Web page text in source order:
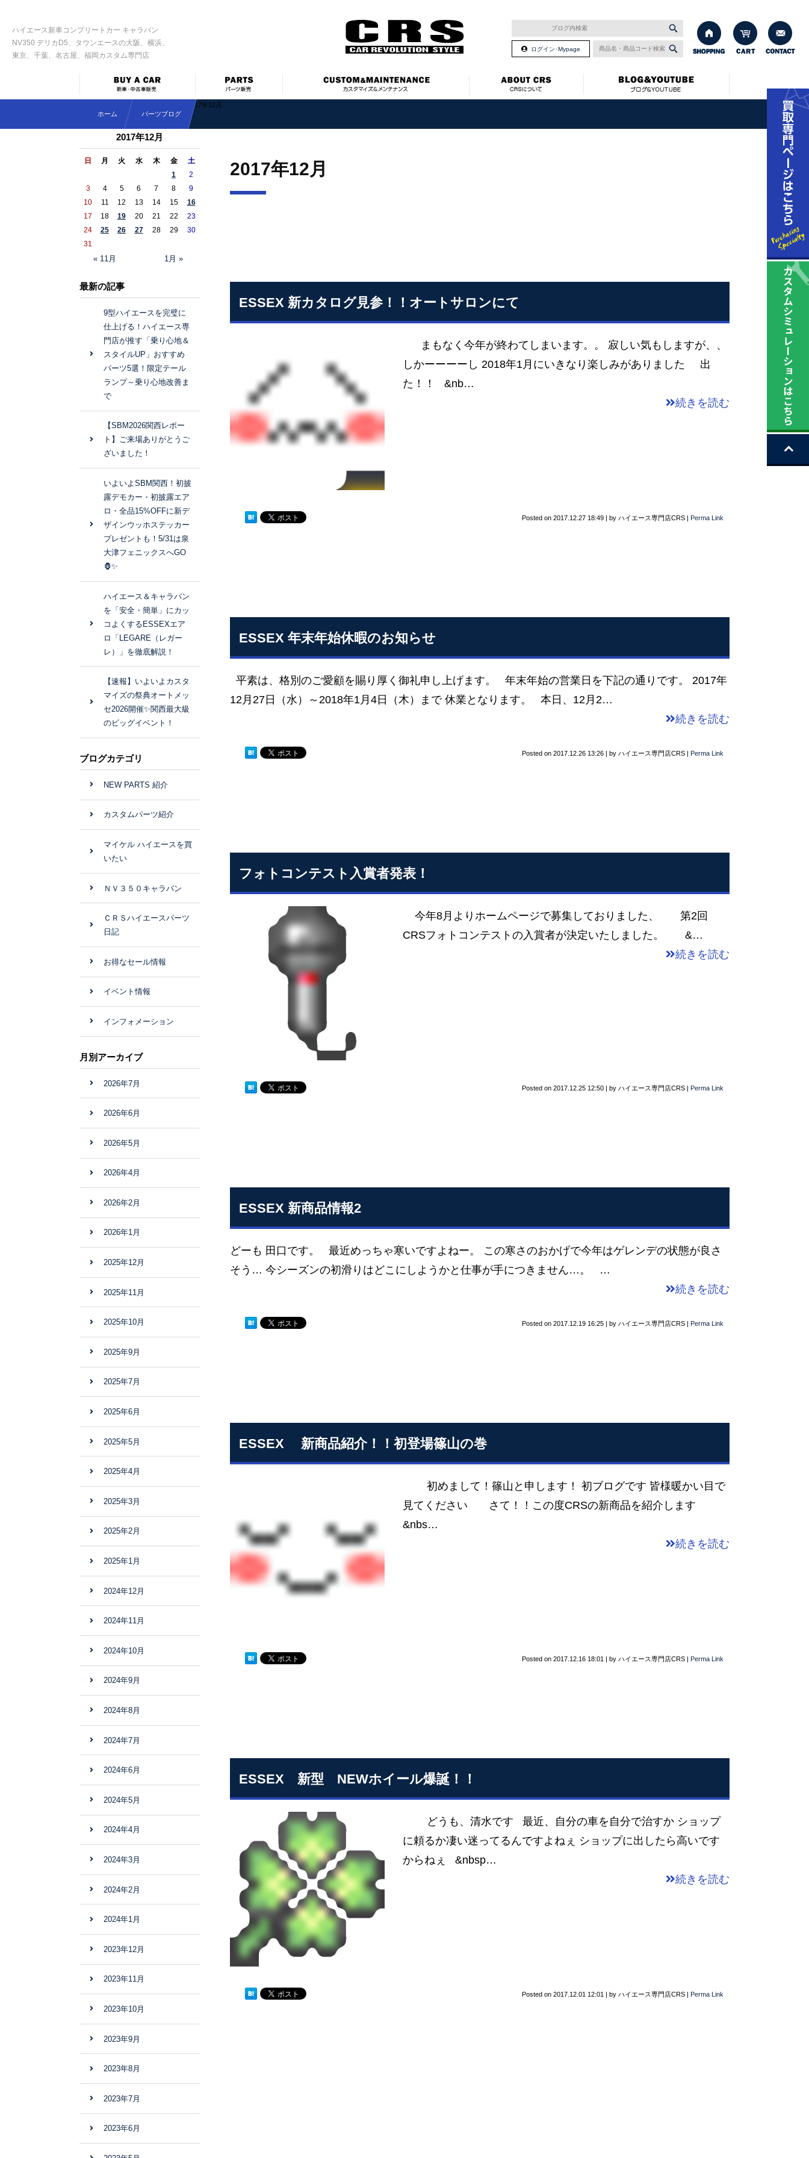
ハイエース新車コンプリートカー キャラバン
NV350 デリカD5、タウンエースの大阪、横浜、
東京、千葉、名古屋、福岡カスタム専門店
ログイン･Mypage
ホーム パーツブログ
2017年12月
2017年12月
ESSEX 新カタログ見参！！オートサロンにて
まもなく今年が終わてしまいます。。 寂しい気もしますが、、
しかーーーーし 2018年1月にいきなり楽しみがありました 出
た！！ &nb…
続きを読む
Posted on 2017.12.27 18:49 | by ハイエース専門店CRS | Perma Link
ESSEX 年末年始休暇のお知らせ
平素は、格別のご愛顧を賜り厚く御礼申し上げます。 年末年始の営業日を下記の通りです。 2017年
12月27日（水）～2018年1月4日（木）まで 休業となります。 本日、12月2…
続きを読む
Posted on 2017.12.26 13:26 | by ハイエース専門店CRS | Perma Link
フォトコンテスト入賞者発表！
今年8月よりホームページで募集しておりました、 第2回
CRSフォトコンテストの入賞者が決定いたしました。 &…
続きを読む
Posted on 2017.12.25 12:50 by ハイエース専門店CRS Perma Link
ESSEX 新商品情報2
どーも 田口です。 最近めっちゃ寒いですよねー。 この寒さのおかげで今年はゲレンデの状態が良さ
そう… 今シーズンの初滑りはどこにしようかと仕事が手につきません…。 …
続きを読む
Posted on 2017.12.19 16:25 by ハイエース専門店CRS Perma Link
ESSEX 新商品紹介！！初登場篠山の巻
初めまして！篠山と申します！ 初ブログです 皆様暖かい目で
見てください さて！！この度CRSの新商品を紹介します
&nbs…
続きを読む
Posted on 2017.12.16 18:01 | by ハイエース専門店CRS | Perma Link
ESSEX 新型 NEWホイール爆誕！！
どうも、清水です 最近、自分の車を自分で治すか ショップ
に頼るか凄い迷ってるんですよねぇ ショップに出したら高いです
からねぇ &nbsp…
続きを読む
Posted on 2017.12.01 12:01 | by ハイエース専門店CRS | Perma Link
2017年12月
日 月 火 水 木 金 土
« 11月 1月 »
1
2
3
4 5 6 7 8
9
10
11 12 13 14 15
16
17
18 19 20 21 22
23
24
25 26 27 28 29
30
31
最新の記事
9型ハイエースを完璧に
仕上げる！ハイエース専
門店が推す「乗り心地＆
スタイルUP」おすすめ
パーツ5選！限定テール
ランプ～乗り心地改善ま
で
【SBM2026関西レポー
ト】ご来場ありがとうご
ざいました！
いよいよSBM関西！初披
露デモカー・初披露エア
ロ・全品15%OFFに新デ
ザインウッホステッカー
プレゼントも！5/31は泉
大津フェニックスへGO
🦍✨
ハイエース＆キャラバン
を「安全・簡単」にカッ
コよくするESSEXエア
ロ「LEGARE（レガー
レ）」を徹底解説！
【速報】いよいよカスタ
マイズの祭典オートメッ
セ2026開催✨関西最大級
のビッグイベント！
ブログカテゴリ
NEW PARTS 紹介
カスタムパーツ紹介
マイケル ハイエースを買
いたい
ＮＶ３５０キャラバン
ＣＲＳハイエースパーツ
日記
お得なセール情報
イベント情報
インフォメーション
月別アーカイブ
2026年7月
2026年6月
2026年5月
2026年4月
2026年2月
2026年1月
2025年12月
2025年11月
2025年10月
2025年9月
2025年7月
2025年6月
2025年5月
2025年4月
2025年3月
2025年2月
2025年1月
2024年12月
2024年11月
2024年10月
2024年9月
2024年8月
2024年7月
2024年6月
2024年5月
2024年4月
2024年3月
2024年2月
2024年1月
2023年12月
2023年11月
2023年10月
2023年9月
2023年8月
2023年7月
2023年6月